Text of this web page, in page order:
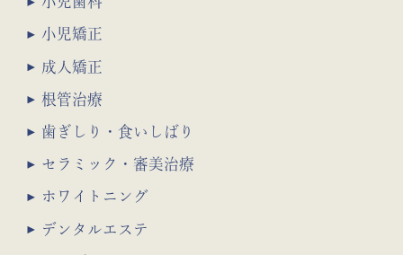
セラミック・審美治療
ホワイトニング
デンタルエステ
小児矯正
成人矯正
根管治療
歯ぎしり・食いしばり